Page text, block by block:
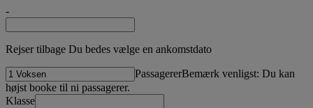
-
Rejser tilbage Du bedes vælge en ankomstdato
PassagererBemærk venligst: Du kan
højst booke til ni passagerer.
Klasse